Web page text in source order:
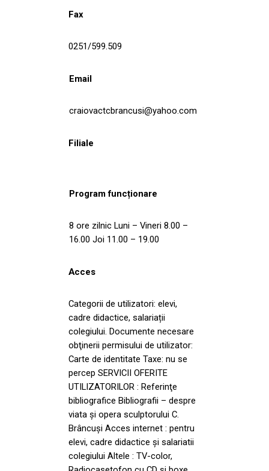
Fax
0251/599.509
Email
craiovactcbrancusi@yahoo.com
Filiale
Program funcționare
8 ore zilnic Luni – Vineri 8.00 –
16.00 Joi 11.00 – 19.00
Acces
Categorii de utilizatori: elevi,
cadre didactice, salariații
colegiului. Documente necesare
obţinerii permisului de utilizator:
Carte de identitate Taxe: nu se
percep SERVICII OFERITE
UTILIZATORILOR : Referinţe
bibliografice Bibliografii – despre
viata şi opera sculptorului C.
Brâncuși Acces internet : pentru
elevi, cadre didactice şi salariatii
colegiului Altele : TV-color,